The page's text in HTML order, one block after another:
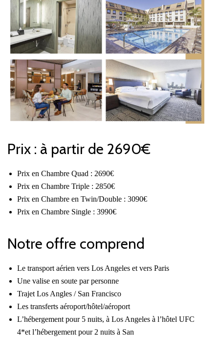
Prix : à partir de 2690€
Prix en Chambre Quad : 2690€
Prix en Chambre Triple : 2850€
Prix en Chambre en Twin/Double : 3090€
Prix en Chambre Single : 3990€
Notre offre comprend
Le transport aérien vers Los Angeles et vers Paris
Une valise en soute par personne
Trajet Los Angles / San Francisco
Les transferts aéroport/hôtel/aéroport
L’hébergement pour 5 nuits, à Los Angeles à l’hôtel UFC
4*et l’hébergement pour 2 nuits à San